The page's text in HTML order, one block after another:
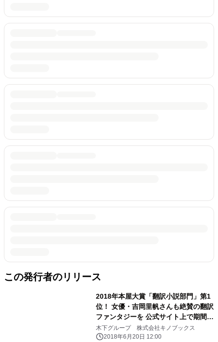
この発行者のリリース
2018年本屋大賞「翻訳小説部門」第1
位！ 女優・吉岡里帆さんも絶賛の翻訳
ファンタジーを 公式サイト上で期間限
定全文無料公開！！！
木下グループ 株式会社キノブックス
2018年6月20日 12:00